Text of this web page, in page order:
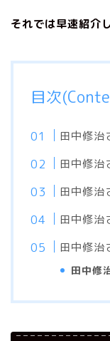
それでは早速紹介
目次
田中修
田中修
田中修
田中修
田中修
田中修